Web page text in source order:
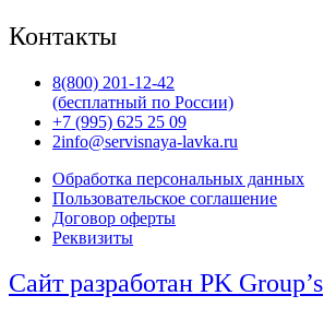
Контакты
8(800) 201-12-42
(бесплатный по России)
+7 (995) 625 25 09
2info@servisnaya-lavka.ru
Обработка персональных данных
Пользовательское соглашение
Договор оферты
Реквизиты
Сайт разработан PK Group’s